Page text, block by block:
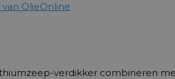
OlieOnline
verdikker combineren